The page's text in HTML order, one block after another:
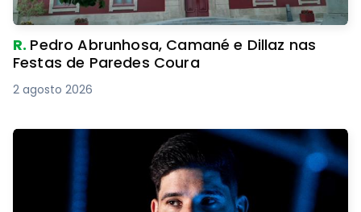
R. Pedro Abrunhosa, Camané e Dillaz nas
Festas de Paredes Coura
2 agosto 2026